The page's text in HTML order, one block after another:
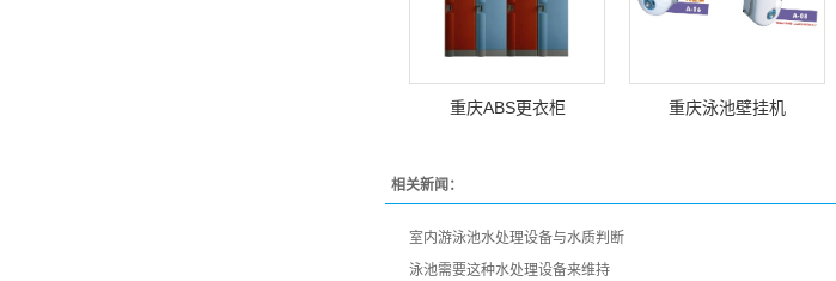
重庆ABS更衣柜 重庆泳池壁挂机
相关新闻：
室内游泳池水处理设备与水质判断
泳池需要这种水处理设备来维持